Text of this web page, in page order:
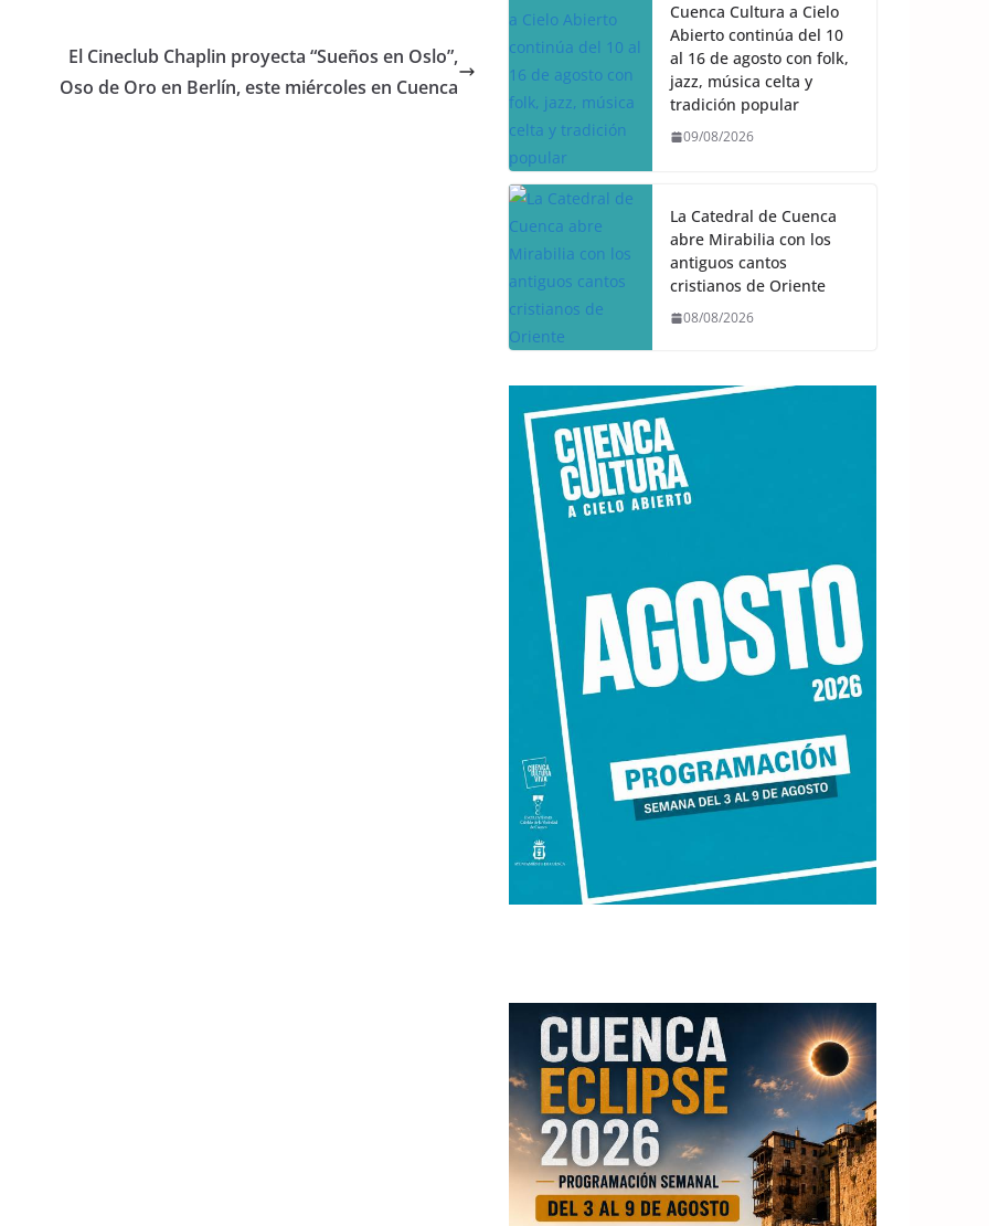
El Cineclub Chaplin proyecta “Sueños en Oslo”,
Oso de Oro en Berlín, este miércoles en Cuenca
Cuenca Cultura a Cielo
Abierto continúa del 10
al 16 de agosto con folk,
jazz, música celta y
tradición popular
09/08/2026
La Catedral de Cuenca
abre Mirabilia con los
antiguos cantos
cristianos de Oriente
08/08/2026